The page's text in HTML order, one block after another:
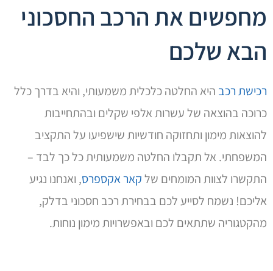
מחפשים את הרכב החסכוני
הבא שלכם
רכישת רכב היא החלטה כלכלית משמעותי, והיא בדרך כלל
כרוכה בהוצאה של עשרות אלפי שקלים ובהתחייבות
להוצאות מימון ותחזוקה חודשיות שישפיעו על התקציב
המשפחתי. אל תקבלו החלטה משמעותית כל כך לבד –
התקשרו לצוות המומחים שלקאר אקספרס, ואנחנו נגיע
אליכם! נשמח לסייע לכם בבחירת רכב חסכוני בדלק,
מהקטגוריה שתתאים לכם ובאפשרויות מימון נוחות.